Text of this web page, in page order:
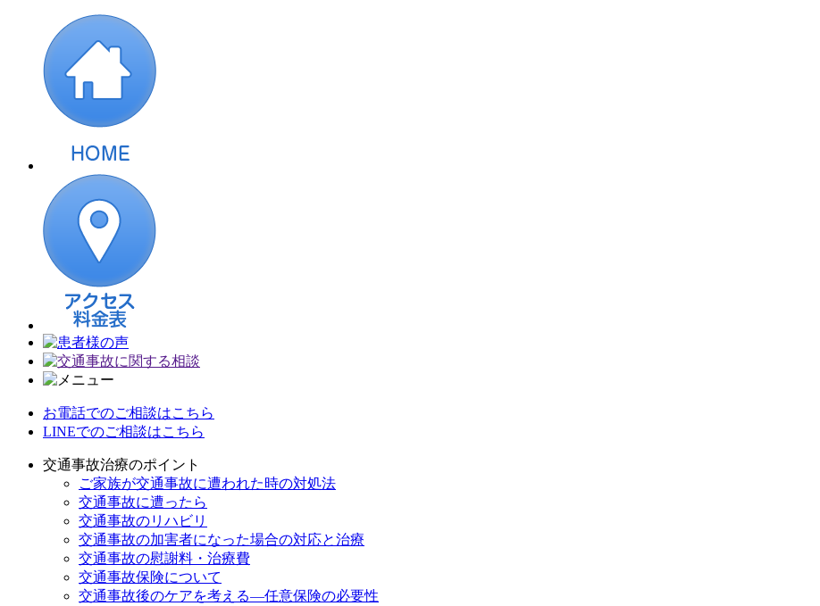
お電話でのご相談はこちら
LINEでのご相談はこちら
交通事故治療のポイント
ご家族が交通事故に遭われた時の対処法
交通事故に遭ったら
交通事故のリハビリ
交通事故の加害者になった場合の対応と治療
交通事故の慰謝料・治療費
交通事故保険について
交通事故後のケアを考える—任意保険の必要性